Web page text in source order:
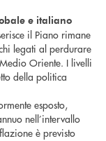
e italiano
il Piano rimane
legati al perdurare
Oriente. I livelli
della politica
esposto,
nell’intervallo
è previsto